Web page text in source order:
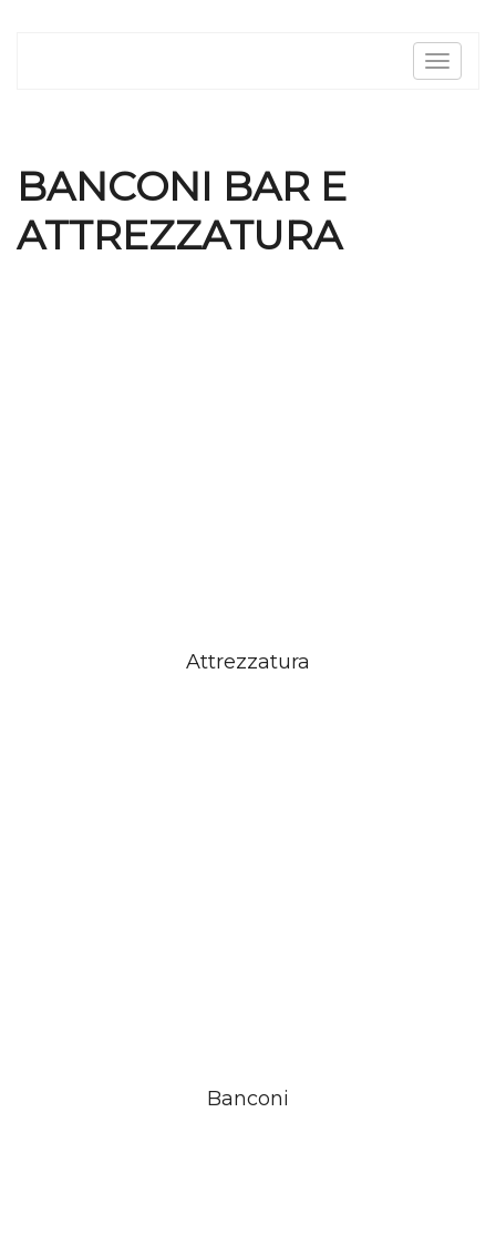
Toggle
BANCONI BAR E
ATTREZZATURA
Attrezzatura
Banconi